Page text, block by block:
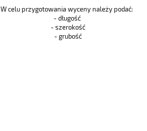
W celu przygotowania wyceny należy podać:
- długość
- szerokość
- grubość